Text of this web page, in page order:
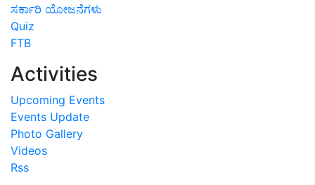
ಸರ್ಕಾರಿ ಯೋಜನೆಗಳು
Quiz
FTB
Activities
Upcoming Events
Events Update
Photo Gallery
Videos
Rss